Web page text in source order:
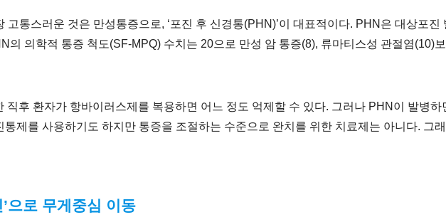
고통스러운 것은 만성통증으로, ‘포진 후 신경통(PHN)’이 대표적이다. PHN은 대상포
의 의학적 통증 척도(SF-MPQ) 수치는 20으로 만성 암 통증(8), 류마티스성 관절염(10)
직후 환자가 항바이러스제를 복용하면 어느 정도 억제할 수 있다. 그러나 PHN이 발병
통제를 사용하기도 하지만 통증을 조절하는 수준으로 완치를 위한 치료제는 아니다. 그
으로 무게중심 이동